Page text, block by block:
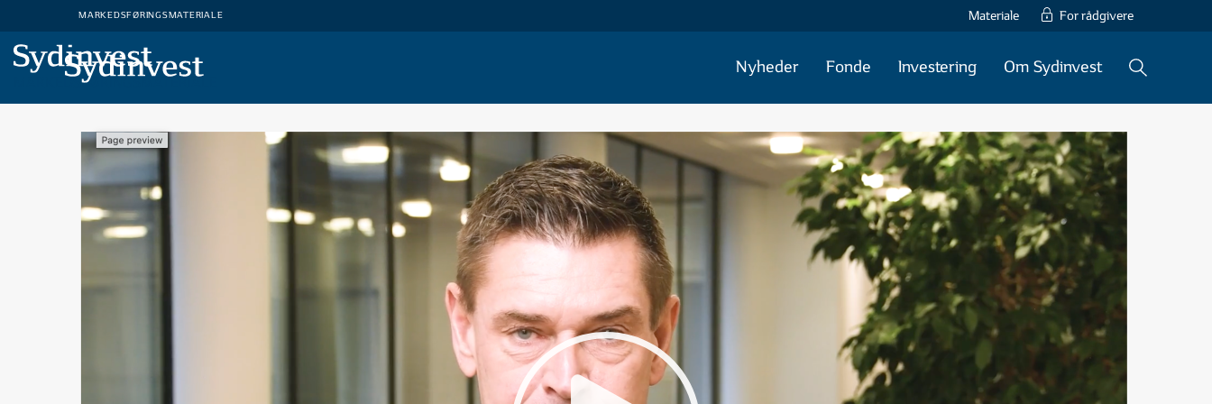
MARKEDSFØRINGSMATERIALE Materiale For rådgivere
MARKEDSFØRINGSMATERIALE
Nyheder Fonde Investering Om Sydinvest